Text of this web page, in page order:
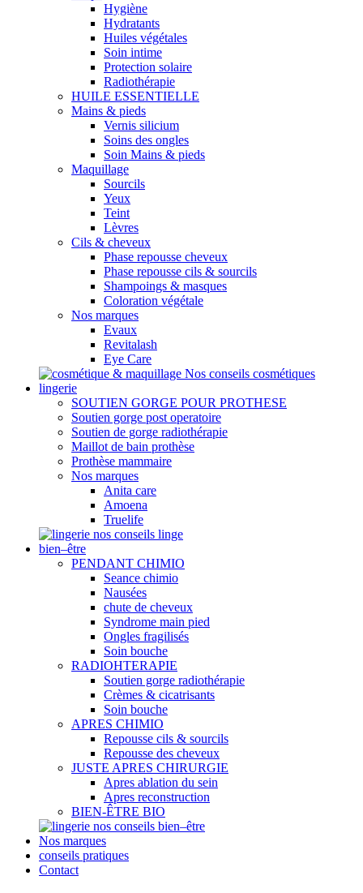
Hygiène
Hydratants
Huiles végétales
Soin intime
Protection solaire
Radiothérapie
HUILE ESSENTIELLE
Mains & pieds
Vernis silicium
Soins des ongles
Soin Mains & pieds
Maquillage
Sourcils
Yeux
Teint
Lèvres
Cils & cheveux
Phase repousse cheveux
Phase repousse cils & sourcils
Shampoings & masques
Coloration végétale
Nos marques
Evaux
Revitalash
Eye Care
Nos conseils cosmétiques
lingerie
SOUTIEN GORGE POUR PROTHESE
Soutien gorge post operatoire
Soutien de gorge radiothérapie
Maillot de bain prothèse
Prothèse mammaire
Nos marques
Anita care
Amoena
Truelife
nos conseils linge
bien–être
PENDANT CHIMIO
Seance chimio
Nausées
chute de cheveux
Syndrome main pied
Ongles fragilisés
Soin bouche
RADIOHTERAPIE
Soutien gorge radiothérapie
Crèmes & cicatrisants
Soin bouche
APRES CHIMIO
Repousse cils & sourcils
Repousse des cheveux
JUSTE APRES CHIRURGIE
Apres ablation du sein
Apres reconstruction
BIEN-ÊTRE BIO
nos conseils bien–être
Nos marques
conseils pratiques
Contact